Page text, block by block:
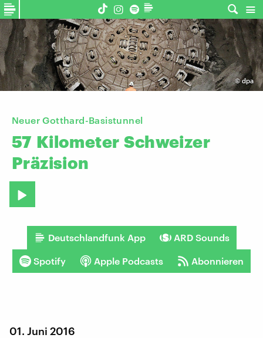
©dpa
Neuer Gotthard-Basistunnel
57 Kilometer Schweizer
Präzision
Deutschlandfunk App ARD Sounds
Spotify Apple Podcasts Abonnieren
01. Juni 2016